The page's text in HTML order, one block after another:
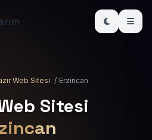
Web Sitesi / Erzincan
Sitesi